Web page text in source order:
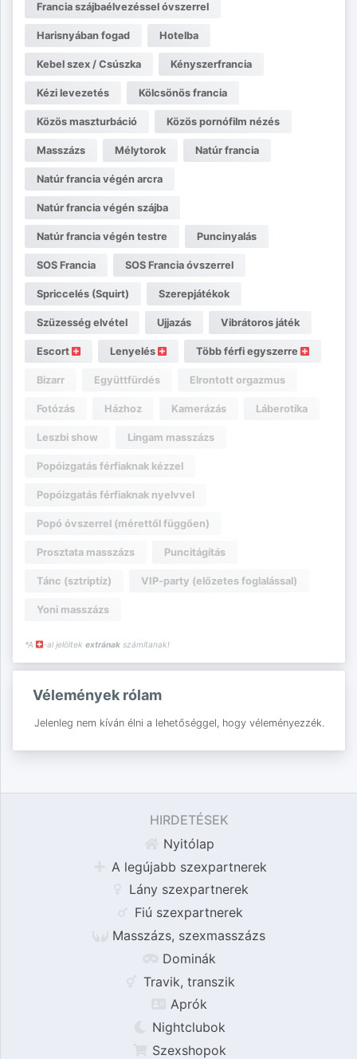
Francia szájbaélvezéssel óvszerrel
Harisnyában fogad Hotelba
Kebel szex / Csúszka Kényszerfrancia
Kézi levezetés Kölcsönös francia
Közös maszturbáció Közös pornófilm nézés
Masszázs Mélytorok Natúr francia
Natúr francia végén arcra
Natúr francia végén szájba
Natúr francia végén testre Puncinyalás
SOS Francia SOS Francia óvszerrel
Spriccelés (Squirt) Szerepjátékok
Szüzesség elvétel Ujjazás Vibrátoros játék
Escort Lenyelés Több férfi egyszerre
Bizarr Együttfürdés Elrontott orgazmus
Fotózás Házhoz Kamerázás Láberotika
Leszbi show Lingam masszázs
Popóizgatás férfiaknak kézzel
Popóizgatás férfiaknak nyelvvel
Popó óvszerrel (mérettől függően)
Prosztata masszázs Puncitágítás
Tánc (sztriptíz) VIP-party (előzetes foglalással)
Yoni masszázs
*A -al jelöltek extrának számítanak!
Vélemények rólam
Jelenleg nem kíván élni a lehetőséggel, hogy véleményezzék.
HIRDETÉSEK
Nyitólap
A legújabb szexpartnerek
Lány szexpartnerek
Fiú szexpartnerek
Masszázs, szexmasszázs
Dominák
Travik, transzik
Aprók
Nightclubok
Szexshopok